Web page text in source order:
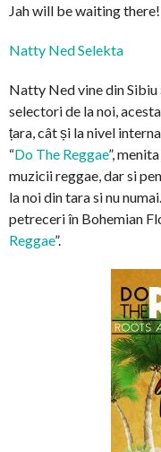
Jah will be waiting there!
Natty Ned Selekta
Natty Ned vine din
selectori de la noi,
țara, cât și la nivel
“Do The Reggae”,
muzicii reggae, dar si
la noi din tara si nu
petreceri în Bohemian F
Reggae”.